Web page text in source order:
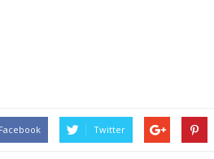
Facebook Twitter